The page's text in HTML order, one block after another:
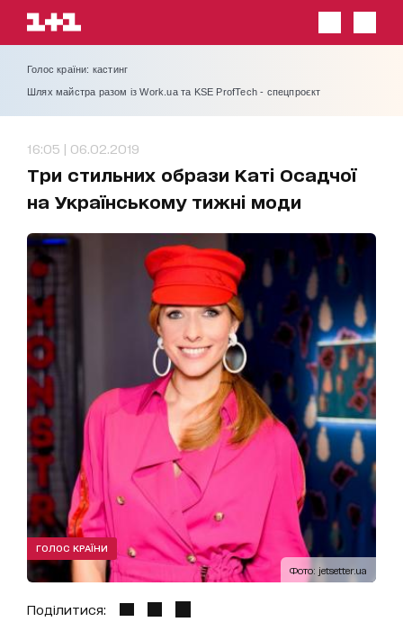
Голос країни: кастинг
Шлях майстра разом із Work.ua та KSE ProfTech - спецпроєкт
16:05 | 06.02.2019
Три стильних образи Каті Осадчої
на Українському тижні моди
Фото: jetsetter.ua
ГОЛОС КРАЇНИ
Поділитися: